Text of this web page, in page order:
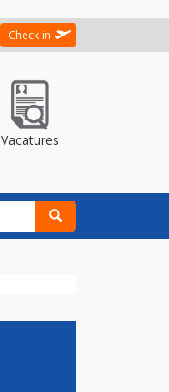
Check in
Vacatures